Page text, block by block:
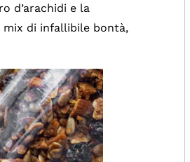
d’arachidi e la
mix di infallibile bontà,